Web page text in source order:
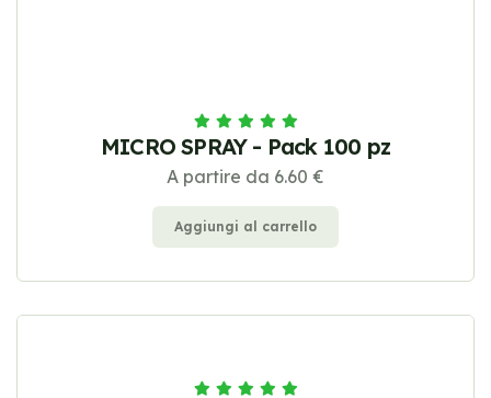
MICRO SPRAY - Pack 100 pz
A partire da 6.60 €
Aggiungi al carrello